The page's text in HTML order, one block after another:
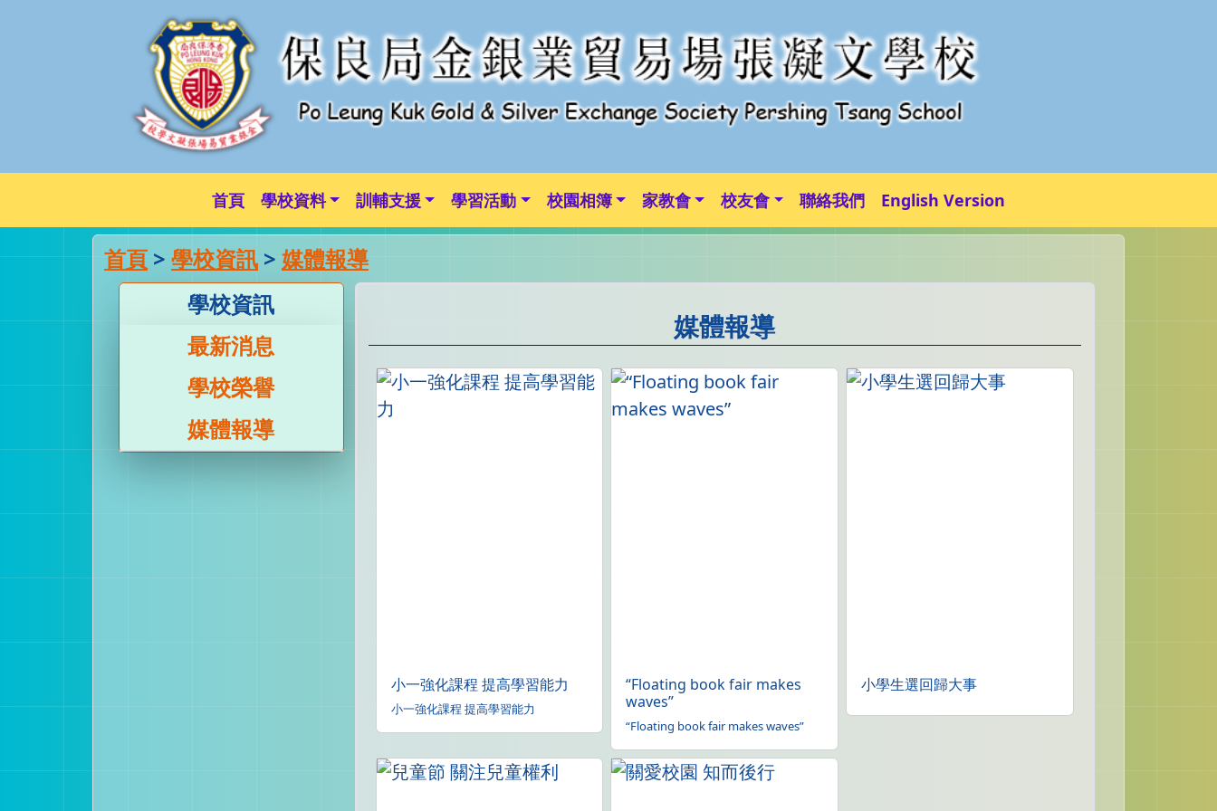
首頁 學校資料 訓輔支援 學習活動 校園相簿 家教會 校友會 聯絡我們 English Version
首頁 > 學校資訊 > 媒體報導
學校資訊
最新消息
學校榮譽
媒體報導
媒體報導
小一強化課程 提高學習能力
小一強化課程 提高學習能力
“Floating book fair makes
waves”
“Floating book fair makes waves”
小學生選回歸大事